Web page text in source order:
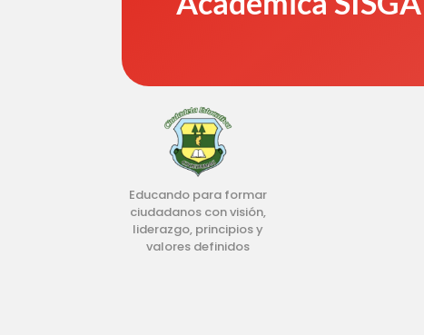
Educando para formar
ciudadanos con visión,
liderazgo, principios y
valores definidos